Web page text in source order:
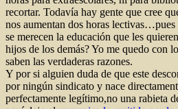
recortar. Todavía hay gente que cree
nos aumentan dos horas
se merecen la educación que les
hijos de los demás? Yo me quedo con
saben las verdaderas razones.
Y por si alguien duda de que este
por ningún sindicato y nace
perfectamente legítimo,no una rabieta